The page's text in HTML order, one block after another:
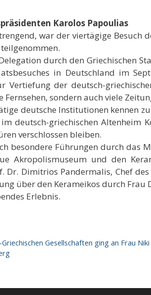
Karolos Papoulias
war der viertägige
durch den Griechischen
in Deutschland im
der deutsch-
sondern auch viele
deutsche Institutionen kennen
deutsch-griechischen Altenheim
verschlossen bleiben.
besondere Führungen durch das
Akropolismuseum und den
Dr. Dimitrios Pandermalis, Chef
über den Kerameikos durch Frau
Erlebnis.
Gesellschaften ging an Frau